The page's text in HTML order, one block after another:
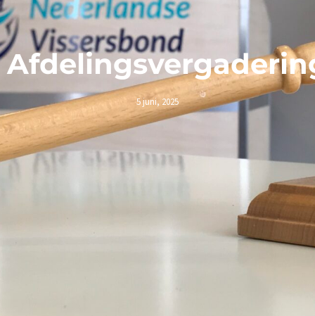
5 juni, 2025